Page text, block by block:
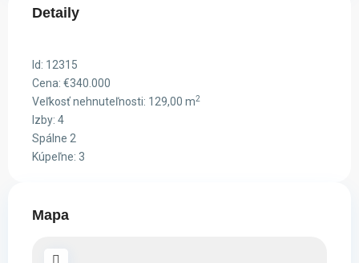
Detaily
Id: 12315
Cena: €340.000
Veľkosť nehnuteľnosti: 129,00 m2
Izby: 4
Spálne 2
Kúpeľne: 3
Mapa